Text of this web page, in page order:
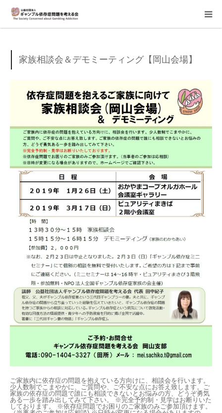
家族相談会＆デモミーティング【岡山会場】
ご家族内に依存症の問題を抱えている方向けに、相談会を行います。
少人数制でこまやかに、ご質問や、ご不安な点にお答え致します。ご
家族の依存症の問題で誰にも相談できないとお悩みの方、どうぞ勇気
ある一歩を踏み出してみて下さい。 ※完全予約制・見学はお断りいた
しております。 ※依存症問題でお困りのご家族のみご参加頂けます。
家族相談会
講座・イベント
活動報告＆意見書
当事者支援部
子どもたちへ
自死遺族会
メディア
広報・啓発
プレスリリース
お問い合わせ
言語選択/Select Language:English